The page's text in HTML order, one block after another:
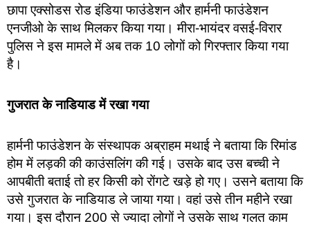
छापा एक्सोडस रोड इंडिया फाउंडेशन और हार्मनी फाउंडेशन
एनजीओ के साथ मिलकर किया गया। मीरा-भायंदर वसई-विरार
पुलिस ने इस मामले में अब तक 10 लोगों को गिरफ्तार किया गया
है।
गुजरात के नाडियाड में रखा गया
हार्मनी फाउंडेशन के संस्थापक अब्राहम मथाई ने बताया कि रिमांड
होम में लड़की की काउंसलिंग की गई। उसके बाद उस बच्ची ने
आपबीती बताई तो हर किसी को रोंगटे खड़े हो गए। उसने बताया कि
उसे गुजरात के नाडियाड ले जाया गया। वहां उसे तीन महीने रखा
गया। इस दौरान 200 से ज्यादा लोगों ने उसके साथ गलत काम